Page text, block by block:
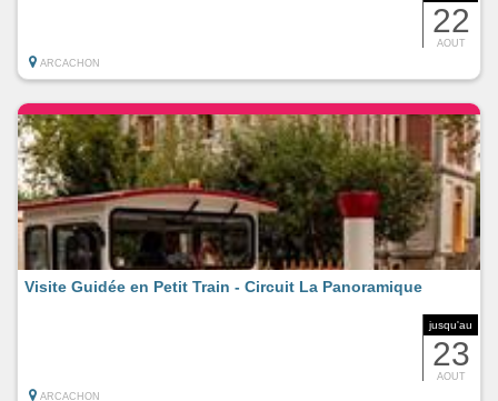
22
AOUT
ARCACHON
jusqu'au
23
AOUT
Visite Guidée en Petit Train - Circuit La Panoramique
ARCACHON